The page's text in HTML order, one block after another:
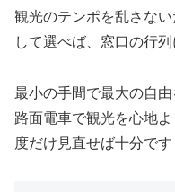
観光のテンポを乱さな
して選べば、窓口の行
最小の手間で最大の自
路面電車で観光を心地
度だけ見直せば十分です